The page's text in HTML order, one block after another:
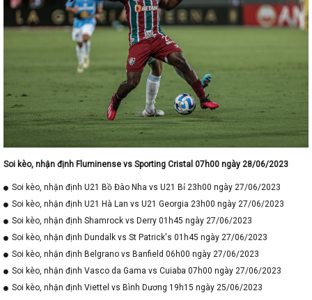
Soi kèo, nhận định Fluminense vs Sporting Cristal 07h00 ngày 28/06/2023
Soi kèo, nhận định U21 Bồ Đào Nha vs U21 Bỉ 23h00 ngày 27/06/2023
Soi kèo, nhận định U21 Hà Lan vs U21 Georgia 23h00 ngày 27/06/2023
Soi kèo, nhận định Shamrock vs Derry 01h45 ngày 27/06/2023
Soi kèo, nhận định Dundalk vs St Patrick's 01h45 ngày 27/06/2023
Soi kèo, nhận định Belgrano vs Banfield 06h00 ngày 27/06/2023
Soi kèo, nhận định Vasco da Gama vs Cuiaba 07h00 ngày 27/06/2023
Soi kèo, nhận định Viettel vs Bình Dương 19h15 ngày 25/06/2023